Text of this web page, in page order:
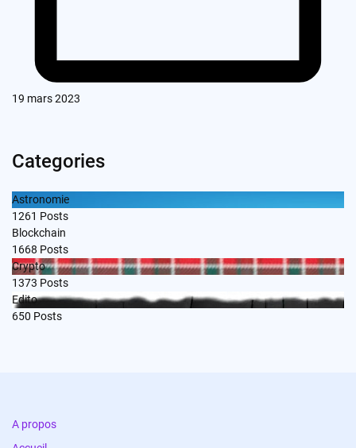
19 mars 2023
Categories
Astronomie
1261 Posts
Blockchain
1668 Posts
Crypto
1373 Posts
Edito
650 Posts
A propos